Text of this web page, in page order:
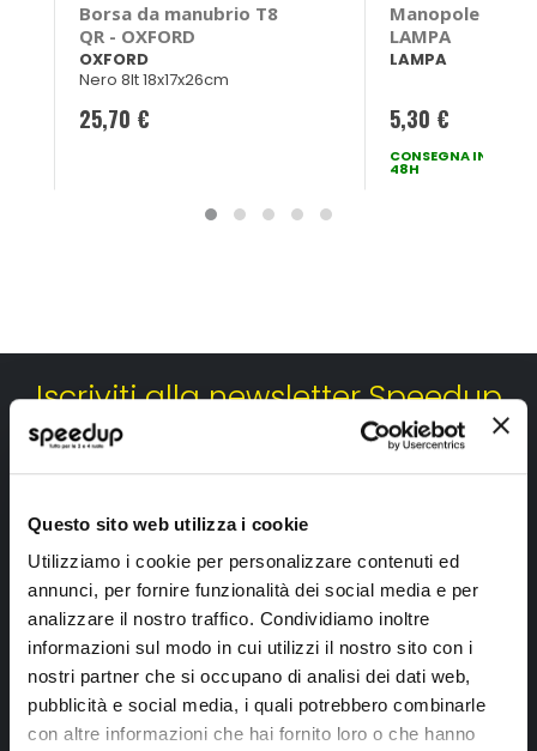
Questo sito web utilizza i cookie
Utilizziamo i cookie per personalizzare contenuti ed
annunci, per fornire funzionalità dei social media e per
analizzare il nostro traffico. Condividiamo inoltre
informazioni sul modo in cui utilizzi il nostro sito con i
nostri partner che si occupano di analisi dei dati web,
pubblicità e social media, i quali potrebbero combinarle
con altre informazioni che hai fornito loro o che hanno
Borsa da manubrio T8
QR - OXFORD
OXFORD
Nero 8lt 18x17x26cm
25,70 €
Manopole Soft -
LAMPA
LAMPA
5,30 €
CONSEGNA IN
48H
Iscriviti alla newsletter Speedup
Ricevi subito uno sconto del 10% per il tuo primo acquisto online!
Iscrivimi